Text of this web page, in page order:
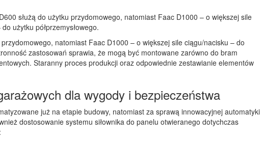
służą do użytku przydomowego, natomiast Faac D1000 – o większej sile
użytku półprzemysłowego.
natomiast Faac D1000 – o większej sile ciągu/nacisku – do
zastosowań sprawia, że mogą być montowane zarówno do bram
Staranny proces produkcji oraz odpowiednie zestawianie elementów
dla wygody i bezpieczeństwa
już na etapie budowy, natomiast za sprawą innowacyjnej automatyki
dostosowanie systemu siłownika do panelu otwieranego dotychczas